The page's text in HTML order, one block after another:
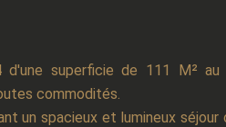
superficie de 111 M²
commodités.
un spacieux et lumineux séjour